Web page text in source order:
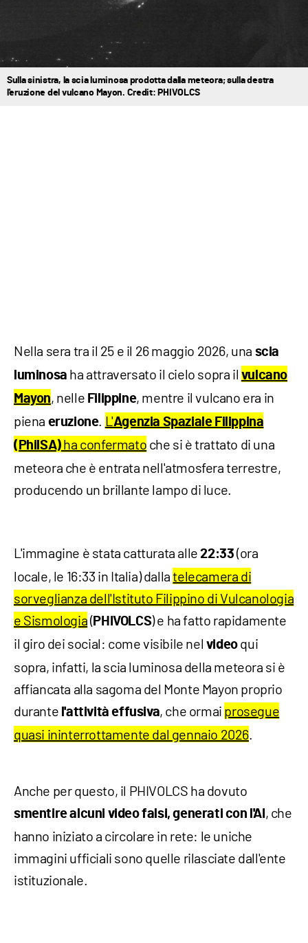
Sulla sinistra, la scia luminosa prodotta dalla meteora; sulla destra
l'eruzione del vulcano Mayon. Credit: PHIVOLCS
Nella sera tra il 25 e il 26 maggio 2026, una scia
luminosa ha attraversato il cielo sopra il vulcano
Mayon, nelle Filippine, mentre il vulcano era in
piena eruzione. L'Agenzia Spaziale Filippina
(PhilSA)ha confermato che si è trattato di una
meteora che è entrata nell'atmosfera terrestre,
producendo un brillante lampo di luce.
L'immagine è stata catturata alle22:33(ora
locale, le 16:33 in Italia) dallatelecamera di
sorveglianza dell'Istituto Filippino di Vulcanologia
e Sismologia( PHIVOLCS) e ha fatto rapidamente
il giro dei social: come visibile nel videoqui
sopra, infatti, la scia luminosa della meteora si è
affiancata alla sagoma del Monte Mayon proprio
durante l'attività effusiva, che ormai prosegue
quasi ininterrottamente dal gennaio 2026.
Anche per questo, il PHIVOLCS ha dovuto
smentire alcuni video falsi, generati con l'AI , che
hanno iniziato a circolare in rete: le uniche
immagini ufficiali sono quelle rilasciate dall'ente
istituzionale.